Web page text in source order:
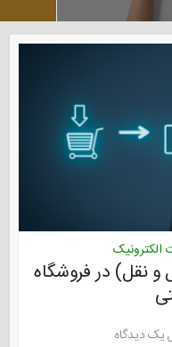
الکترونیک
نقل) در فروشگاه
یک دیدگاه